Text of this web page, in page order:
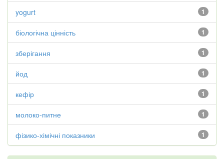
1
yogurt
1
біологічна цінність
1
зберігання
1
йод
1
кефір
1
молоко-питне
1
фізико-хімічні показники